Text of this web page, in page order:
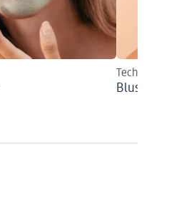
Techniken für
Blush richtig